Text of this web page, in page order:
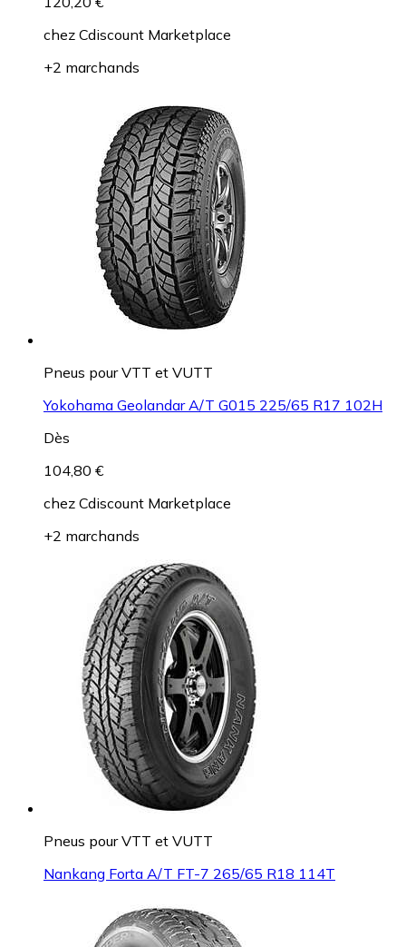
chez Cdiscount Marketplace
+2 marchands
Pneus pour VTT et VUTT
Yokohama Geolandar A/T G015 225/65 R17 102H
Dès
104,80 €
chez Cdiscount Marketplace
+2 marchands
Pneus pour VTT et VUTT
Nankang Forta A/T FT-7 265/65 R18 114T